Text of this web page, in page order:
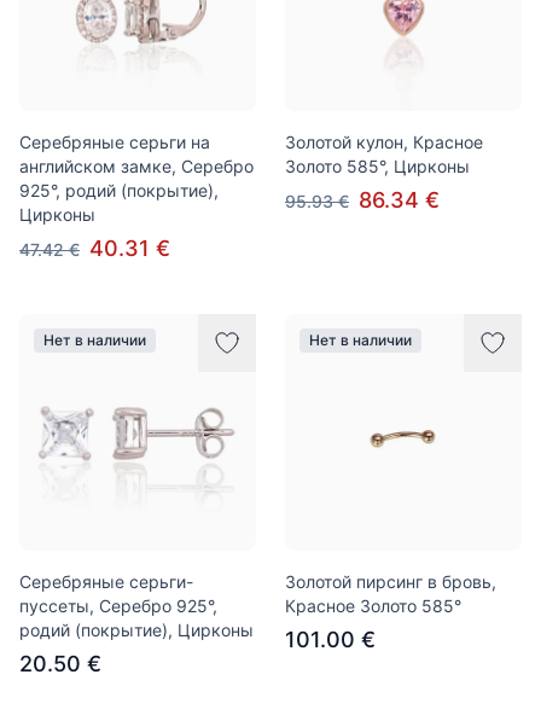
Серебряные серьги на
английском замке, Серебро
925°, родий (покрытие),
Цирконы
47.42 € 40.31 €
Золотой кулон, Красное
Золото 585°, Цирконы
95.93 € 86.34 €
Нет в наличии
Серебряные серьги-
пуссеты, Серебро 925°,
родий (покрытие), Цирконы
20.50 €
Нет в наличии
Золотой пирсинг в бровь,
Красное Золото 585°
101.00 €